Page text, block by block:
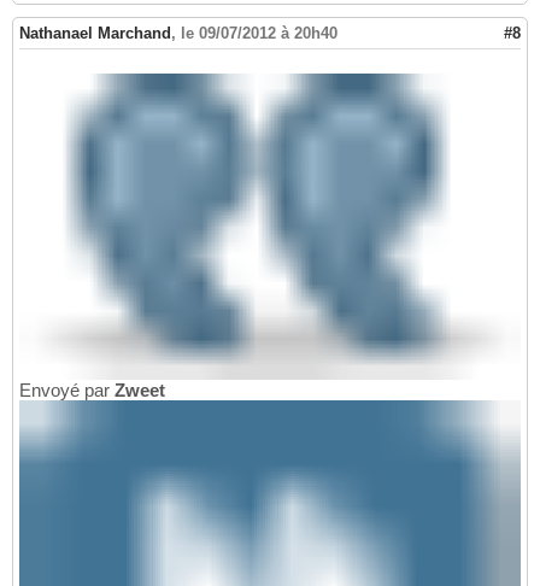
Nathanael Marchand , le 09/07/2012 à 20h40 #8
Envoyé par Zweet